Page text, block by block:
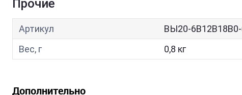
Прочие
Артикул
ВЫ20-
Вес, г
0,8 кг
Дополнительно